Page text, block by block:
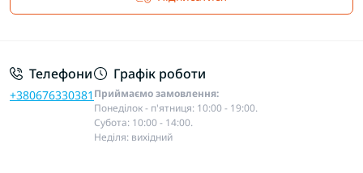
Телефони
+380676330381
Графік роботи
Приймаємо замовлення:
Понеділок - п'ятниця: 10:00 - 19:00.
Субота: 10:00 - 14:00.
Неділя: вихідний